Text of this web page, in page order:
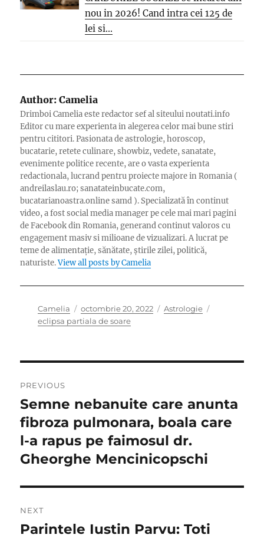
nou in 2026! Cand intra cei 125 de
lei si...
Author: Camelia
Drimboi Camelia este redactor sef al siteului noutati.info
Editor cu mare experienta in alegerea celor mai bune stiri
pentru cititori. Pasionata de astrologie, horoscop,
bucatarie, retete culinare, showbiz, vedete, sanatate,
evenimente politice recente, are o vasta experienta
redactionala, lucrand pentru proiecte majore in Romania (
andreilaslau.ro; sanatateinbucate.com,
bucatarianoastra.online samd ). Specializată în continut
video, a fost social media manager pe cele mai mari pagini
de Facebook din Romania, generand continut valoros cu
engagement masiv si milioane de vizualizari. A lucrat pe
teme de alimentație, sănătate, știrile zilei, politică,
naturiste.View all posts by Camelia
Author
Camelia
Posted
on
octombrie 20, 2022 Categories
Astrologie
eclipsa partiala de soare
în
articole
PREVIOUS
Previous
post:
Semne nebanuite care anunta
fibroza pulmonara, boala care
l-a rapus pe faimosul dr.
Gheorghe Mencinicopschi
NEXT
Next
Parintele Iustin Parvu: Toti